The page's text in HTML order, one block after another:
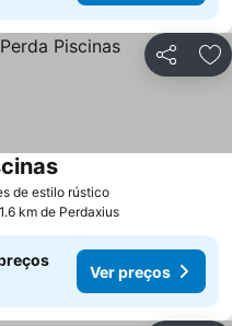
Partilhar
de estilo rústico
km de Perdaxius
Ver preços